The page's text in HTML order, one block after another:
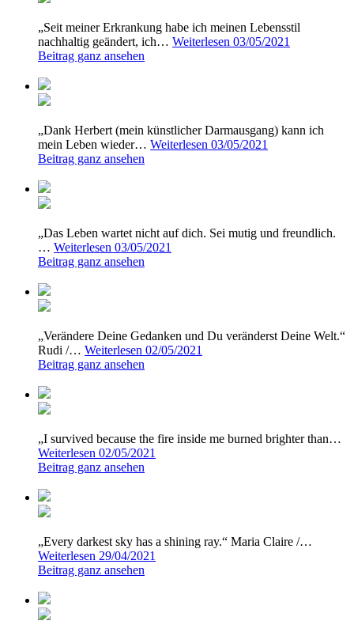
„Seit meiner Erkrankung habe ich meinen Lebensstil
nachhaltig geändert, ich… Weiterlesen 03/05/2021
Beitrag ganz ansehen
„Dank Herbert (mein künstlicher Darmausgang) kann ich
mein Leben wieder… Weiterlesen 03/05/2021
Beitrag ganz ansehen
„Das Leben wartet nicht auf dich. Sei mutig und freundlich.
… Weiterlesen 03/05/2021
Beitrag ganz ansehen
„Verändere Deine Gedanken und Du veränderst Deine Welt.“
Rudi /… Weiterlesen 02/05/2021
Beitrag ganz ansehen
„I survived because the fire inside me burned brighter than…
Weiterlesen 02/05/2021
Beitrag ganz ansehen
„Every darkest sky has a shining ray.“ Maria Claire /…
Weiterlesen 29/04/2021
Beitrag ganz ansehen